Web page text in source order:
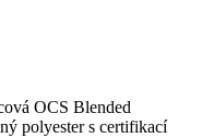
OCS Blended
polyester s certifikací